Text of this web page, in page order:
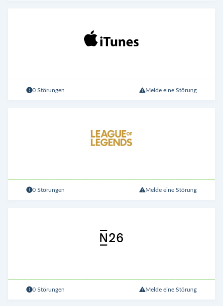
0 Störungen Melde eine Störung
0 Störungen Melde eine Störung
0 Störungen Melde eine Störung